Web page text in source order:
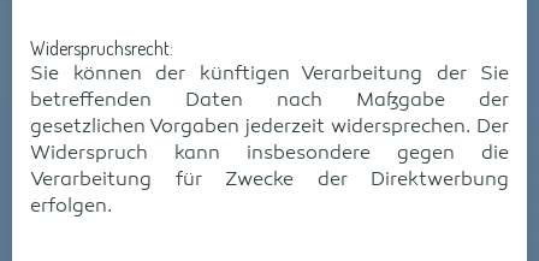
Widerspruchsrecht:
Sie können der künftigen Verarbeitung der Sie
betreffenden Daten nach Maßgabe der
gesetzlichen Vorgaben jederzeit widersprechen. Der
Widerspruch kann insbesondere gegen die
Verarbeitung für Zwecke der Direktwerbung
erfolgen.